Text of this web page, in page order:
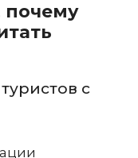
почему
с